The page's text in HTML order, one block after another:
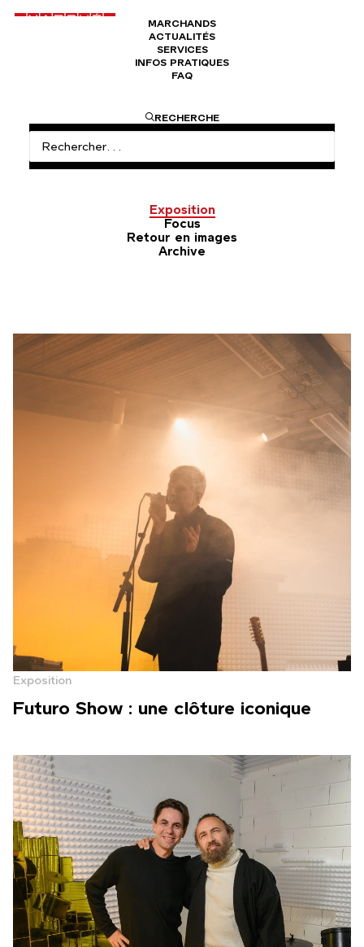
MARCHANDS
ACTUALITÉS
SERVICES
INFOS PRATIQUES
FAQ
RECHERCHE
Actualités
Retrouvez toutes les actualités du Marché
Dauphine : expositions, nouveaux marchands, focus
Exposition
Focus
Retour en images
Archive
Exposition
Futuro Show : une clôture iconique